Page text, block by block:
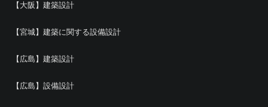
【大阪】建築設計
【宮城】建築に関する設備設計
【広島】建築設計
【広島】設備設計